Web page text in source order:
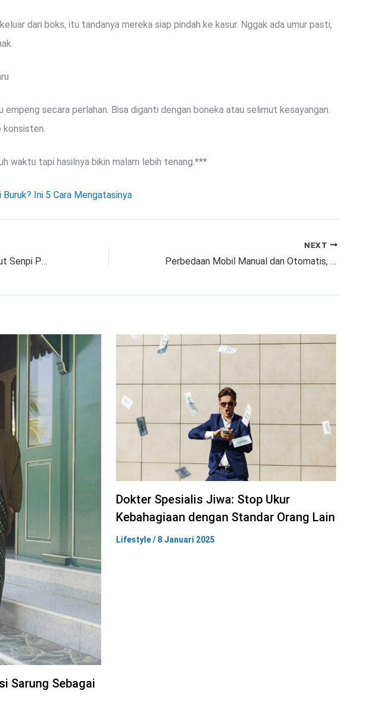
dari boks, itu tandanya mereka siap pindah ke kasur. Nggak ada umur pasti,
empeng secara perlahan. Bisa diganti dengan boneka atau selimut kesayangan.
konsisten.
waktu tapi hasilnya bikin malam lebih tenang.***
Ini 5 Cara Mengatasinya
Mencuri Mobil Hingga Merebut Senpi Polisi, Petani Muratara Ini Ditembak
NEXT
Perbedaan Mobil Manual dan Otomatis, Mana yang Lebih Baik untuk Anda?
Sarung Sebagai
Dokter Spesialis Jiwa: Stop Ukur
Kebahagiaan dengan Standar Orang Lain
Lifestyle/ 8 Januari 2025